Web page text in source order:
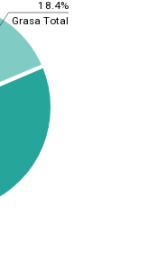
18.4%
Grasa Total